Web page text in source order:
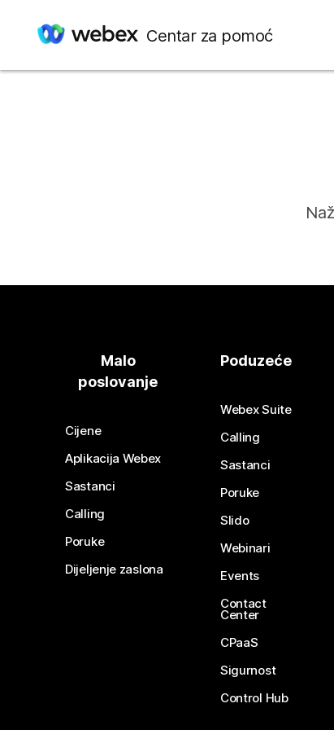
Centar za pomoć
Malo
poslovanje
Cijene
Aplikacija Webex
Sastanci
Calling
Poruke
Dijeljenje zaslona
Poduzeće
Webex Suite
Calling
Sastanci
Poruke
Slido
Webinari
Events
Contact
Center
CPaaS
Sigurnost
Control Hub